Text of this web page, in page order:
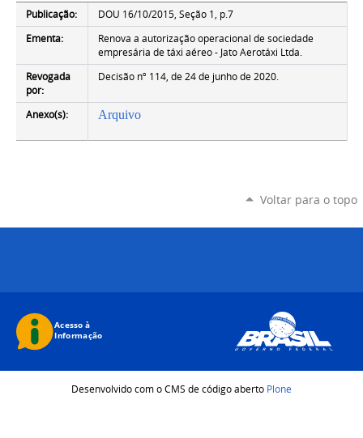
Publicação:
DOU 16/10/2015, Seção 1, p.7
Ementa:
Renova a autorização operacional de sociedade
empresária de táxi aéreo - Jato Aerotáxi Ltda.
Revogada
por:
Decisão nº 114, de 24 de junho de 2020.
Anexo(s): Arquivo
Voltar para o topo
Desenvolvido com o CMS de código aberto Plone